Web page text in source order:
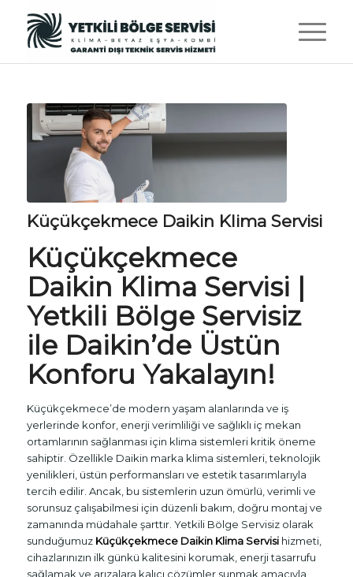
Küçükçekmece Daikin Klima Servisi
Küçükçekmece
Daikin Klima Servisi |
Yetkili Bölge Servisiz
ile Daikin’de Üstün
Konforu Yakalayın!
Küçükçekmece’de modern yaşam alanlarında ve iş
yerlerinde konfor, enerji verimliliği ve sağlıklı iç mekan
ortamlarının sağlanması için klima sistemleri kritik öneme
sahiptir. Özellikle Daikin marka klima sistemleri, teknolojik
yenilikleri, üstün performansları ve estetik tasarımlarıyla
tercih edilir. Ancak, bu sistemlerin uzun ömürlü, verimli ve
sorunsuz çalışabilmesi için düzenli bakım, doğru montaj ve
zamanında müdahale şarttır. Yetkili Bölge Servisiz olarak
sunduğumuz Küçükçekmece Daikin Klima Servisihizmeti,
cihazlarınızın ilk günkü kalitesini korumak, enerji tasarrufu
sağlamak ve arızalara kalıcı çözümler sunmak amacıyla